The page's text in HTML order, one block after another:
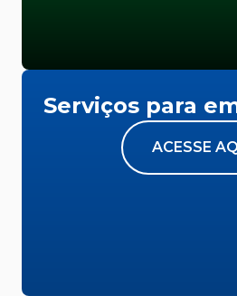
Serviços para
ACESSE